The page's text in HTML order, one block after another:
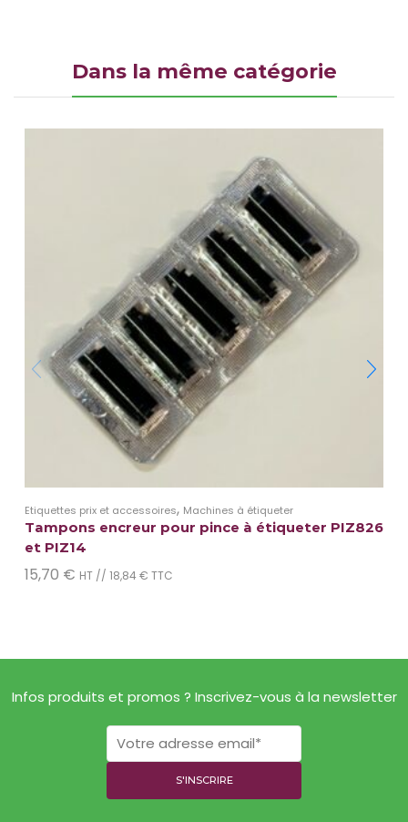
Dans la même catégorie
Etiquettes prix et accessoires, Machines à étiqueter
Tampons encreur pour pince à étiqueter PIZ826
et PIZ14
15,70 € HT // 18,84 € TTC
Infos produits et promos ? Inscrivez-vous à la newsletter